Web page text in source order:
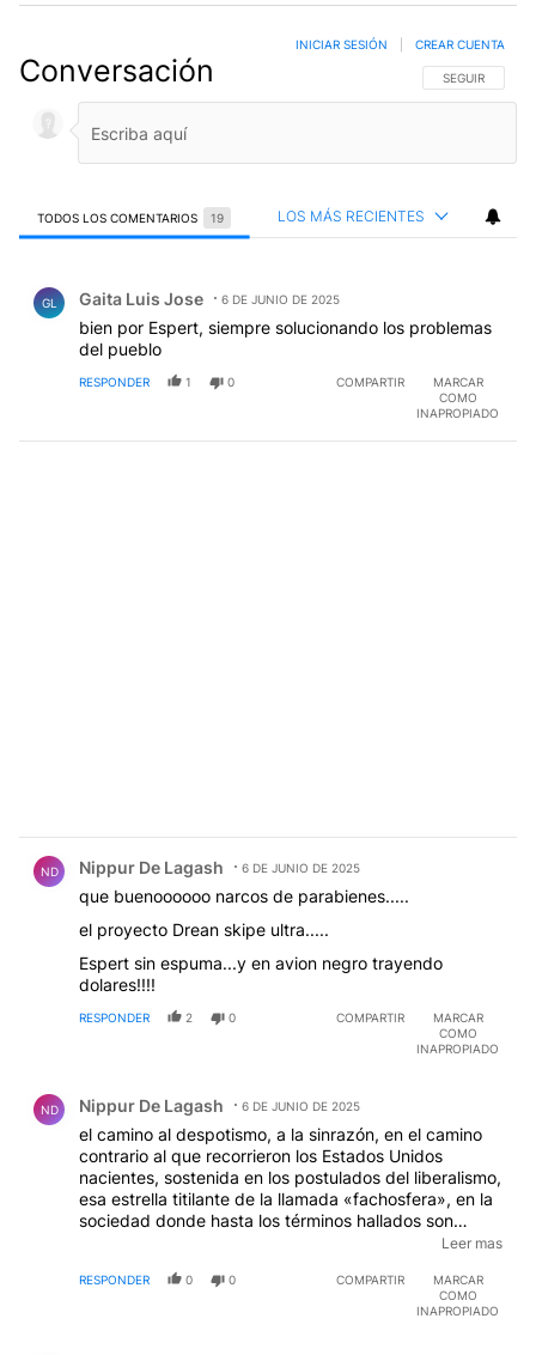
Conversación SIGA ESTA
SEGUIR
INICIAR SESIÓN CREAR CUENTA
TODOS LOS COMENTARIOS 19 LOS MÁS RECIENTES
GL Gaita Luis Jose 6 DE JUNIO DE 2025
bien por Espert, siempre solucionando los problemas
del pueblo
RESPONDER 1 0 COMPARTIR
MARCAR
COMO
INAPROPIADO
ND Nippur De Lagash 6 DE JUNIO DE 2025
que buenoooooo narcos de parabienes.....
el proyecto Drean skipe ultra.....
Espert sin espuma...y en avion negro trayendo
dolares!!!!
RESPONDER 2 0 COMPARTIR
MARCAR
COMO
INAPROPIADO
ND Nippur De Lagash 6 DE JUNIO DE 2025
el camino al despotismo, a la sinrazón, en el camino
contrario al que recorrieron los Estados Unidos
nacientes, sostenida en los postulados del liberalismo,
esa estrella titilante de la llamada «fachosfera», en la
sociedad donde hasta los términos hallados son
vulgares, mientras Montesquieu, y con él Hamilton,
tumbas como tantos argentinos en sus vidas sin
Leer mas
RESPONDER 0 0 COMPARTIR
MARCAR
COMO
INAPROPIADO